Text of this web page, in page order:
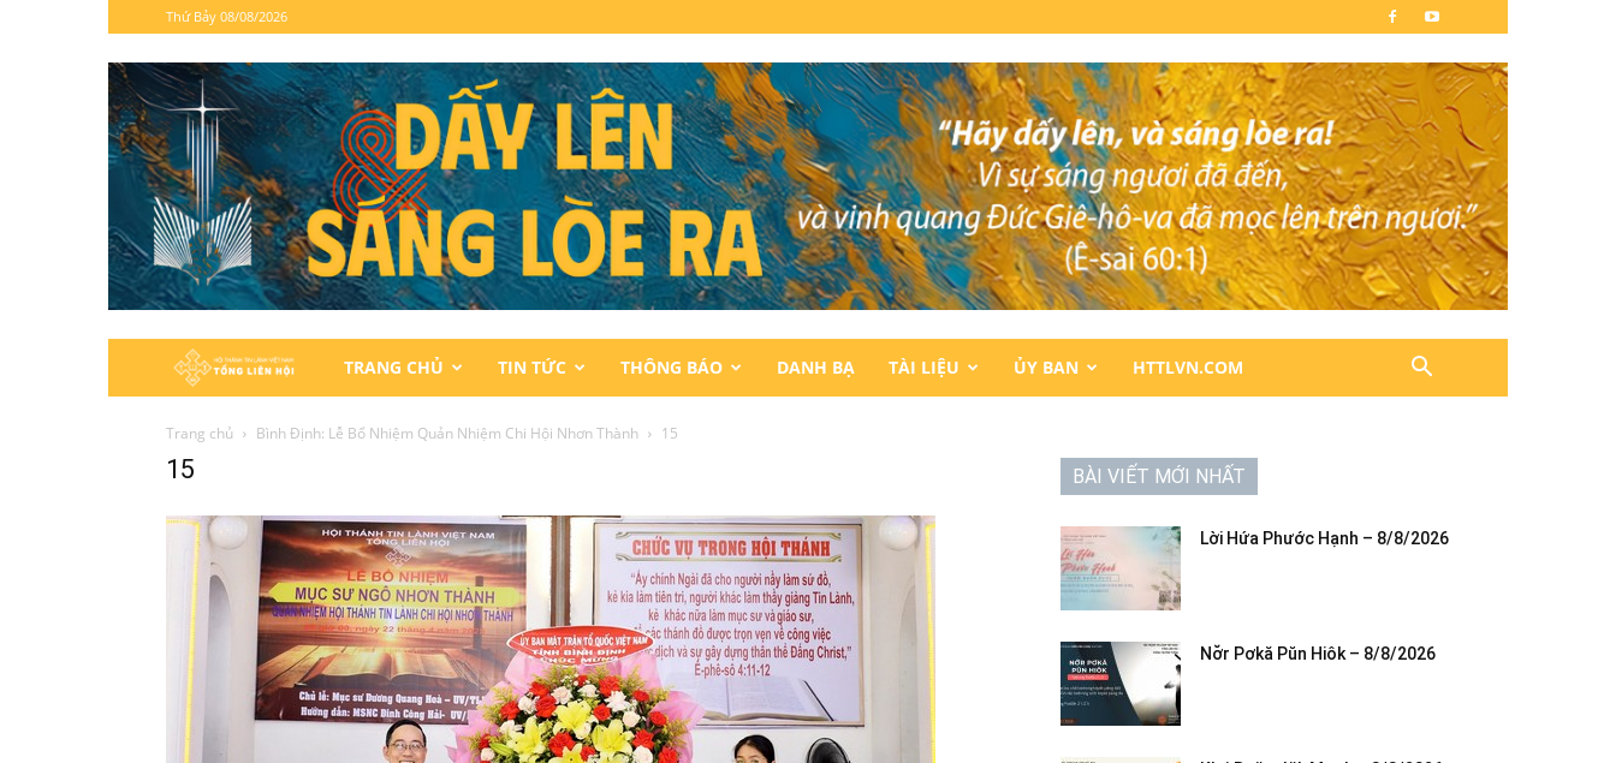
Thứ Bảy 08/08/2026
Hội
Thánh
Lành
Việt
Nam
TRANG CHỦ TIN TỨC THÔNG BÁO DANH BẠ TÀI LIỆU ỦY BAN HTTLVN.COM
Trang chủ Bình Định: Lễ Bổ Nhiệm Quản Nhiệm Chi Hội Nhơn Thành 15
15 BÀI VIẾT MỚI NHẤT
Lời Hứa Phước Hạnh – 8/8/2026
Nơ̆r Pơkă Pŭn Hiôk – 8/8/2026